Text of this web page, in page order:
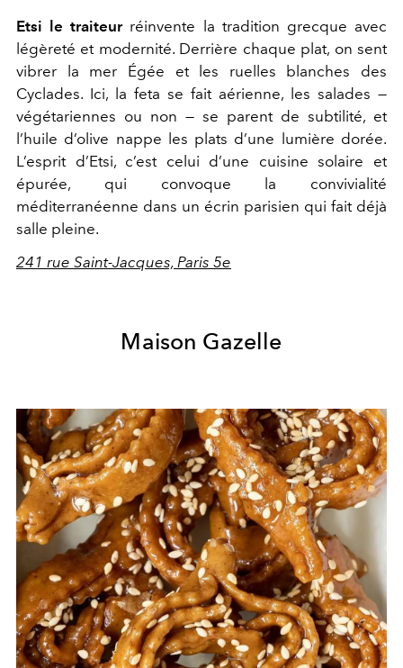
Etsi le traiteurréinvente la tradition grecque avec
légèreté et modernité. Derrière chaque plat, on sent
vibrer la mer Égée et les ruelles blanches des
Cyclades. Ici, la feta se fait aérienne, les salades —
végétariennes ou non — se parent de subtilité, et
l’huile d’olive nappe les plats d’une lumière dorée.
L’esprit d’Etsi, c’est celui d’une cuisine solaire et
épurée, qui convoque la convivialité
méditerranéenne dans un écrin parisien qui fait déjà
salle pleine.
241 rue Saint-Jacques, Paris 5e
Maison Gazelle